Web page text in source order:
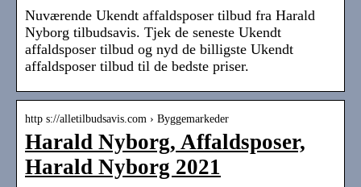
Nuværende Ukendt affaldsposer tilbud fra Harald
Nyborg tilbudsavis. Tjek de seneste Ukendt
affaldsposer tilbud og nyd de billigste Ukendt
affaldsposer tilbud til de bedste priser.
http s://alletilbudsavis.com › Byggemarkeder
Harald Nyborg, Affaldsposer,
Harald Nyborg 2021